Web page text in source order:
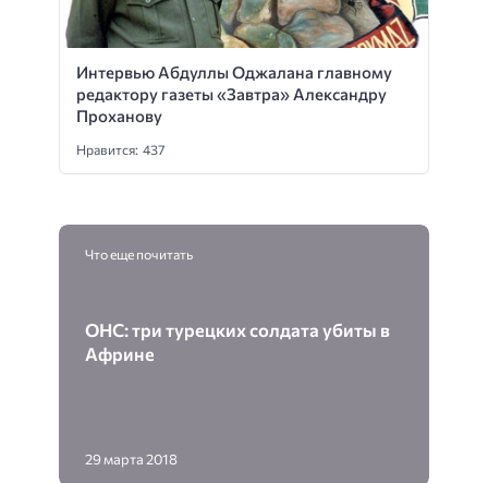
Интервью Абдуллы Оджалана главному
редактору газеты «Завтра» Александру
Проханову
Нравится: 437
Что еще почитать
ОНС: три турецких солдата убиты в
Африне
29 марта 2018